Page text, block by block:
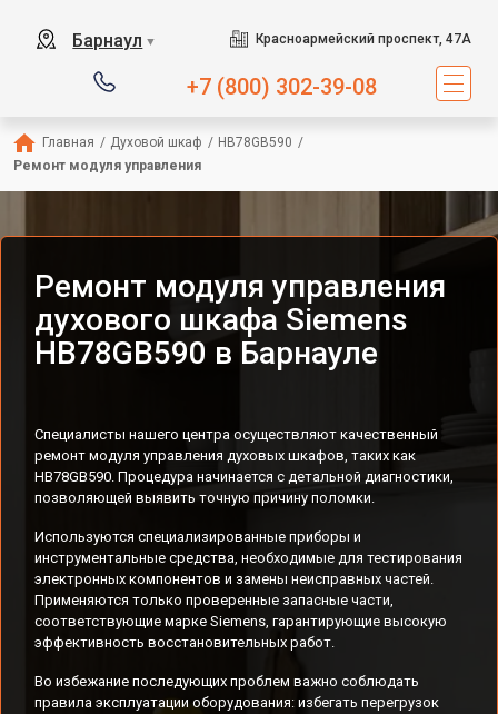
Барнаул ▼ Красноармейский проспект, 47А
+7 (800) 302-39-08
Главная / Духовой шкаф / HB78GB590 /
Ремонт модуля управления
Ремонт модуля управления
духового шкафа Siemens
HB78GB590 в Барнауле
Специалисты нашего центра осуществляют качественный
ремонт модуля управления духовых шкафов, таких как
HB78GB590. Процедура начинается с детальной диагностики,
позволяющей выявить точную причину поломки.
Используются специализированные приборы и
инструментальные средства, необходимые для тестирования
электронных компонентов и замены неисправных частей.
Применяются только проверенные запасные части,
соответствующие марке Siemens, гарантирующие высокую
эффективность восстановительных работ.
Во избежание последующих проблем важно соблюдать
правила эксплуатации оборудования: избегать перегрузок